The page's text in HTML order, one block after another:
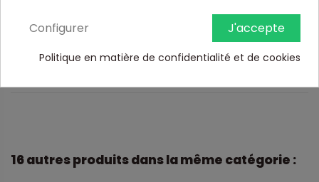
Détails du produit
16 autres produits dans la même catégorie :
J'accepte
Configurer
Politique en matière de confidentialité et de cookies